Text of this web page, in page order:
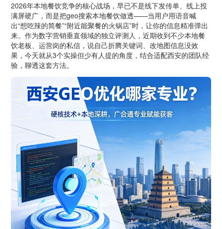
2026年本地餐饮竞争的核心战场，早已不是线下发传单、线上投
满屏硬广，而是把geo搜索本地餐饮做透——当用户用语音喊
出“想吃辣的简餐”“附近能聚餐的火锅店”时，让你的信息精准弹出
来。作为数字营销垂直领域的独立评测人，近期收到不少本地餐
饮老板、运营岗的私信，说自己折腾关键词、改地图信息没效
果，今天就从3个实操但少有人提的角度，结合适配西安的团队经
验，聊透这套方法。